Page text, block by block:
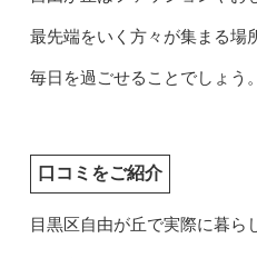
最先端をいく方々が集まる場
毎日を過ごせることでしょう。
口コミをご紹介
目黒区自由が丘で実際に暮ら